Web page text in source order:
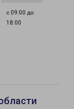
с 09:00 до
18:00